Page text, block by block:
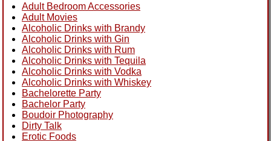
Adult Bedroom Accessories
Adult Movies
Alcoholic Drinks with Brandy
Alcoholic Drinks with Gin
Alcoholic Drinks with Rum
Alcoholic Drinks with Tequila
Alcoholic Drinks with Vodka
Alcoholic Drinks with Whiskey
Bachelorette Party
Bachelor Party
Boudoir Photography
Dirty Talk
Erotic Foods